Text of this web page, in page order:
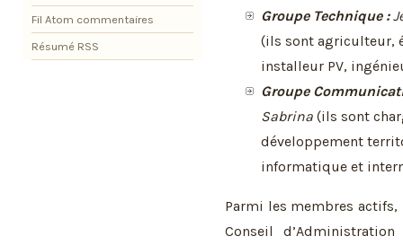
Groupe Technique :
(ils sont agriculteur,
installeur PV,
Groupe
Sabrina (ils sont
développement
informatique et
Parmi les membres
Conseil
Fil Atom commentaires
Résumé RSS